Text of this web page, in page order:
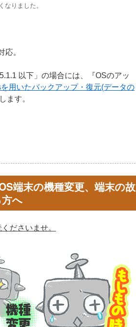
りました。
応。
以下」の場合には、『OSのアッ
用いたバックアップ・復元(データの
ます。
端末の機種変更、端末の故
へ
ださいませ。